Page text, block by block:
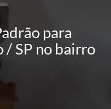
para
/ SP no bairro